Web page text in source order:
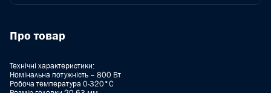
Про товар
Технічні характеристики:
Номінальна потужність – 800 Вт
Робоча температура 0-320°C